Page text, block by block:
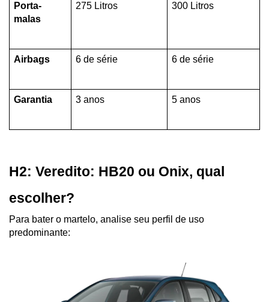
Porta-
malas
275 Litros 300 Litros
Airbags 6 de série 6 de série
Garantia 3 anos 5 anos
H2: Veredito: HB20 ou Onix, qual
escolher?
Para bater o martelo, analise seu perfil de uso
predominante: